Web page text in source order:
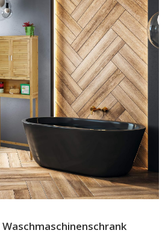
Waschmaschinenschrank